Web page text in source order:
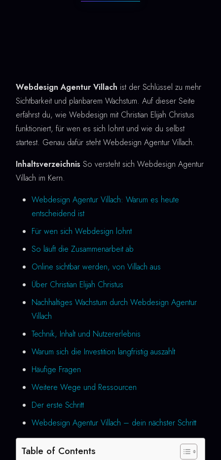
Webdesign Agentur Villach ist der Schlüssel zu mehr
Sichtbarkeit und planbarem Wachstum. Auf dieser Seite
erfährst du, wie Webdesign mit Christian Elijah Christus
funktioniert, für wen es sich lohnt und wie du selbst
startest. Genau dafür steht Webdesign Agentur Villach.
Inhaltsverzeichnis So versteht sich Webdesign Agentur
Villach im Kern.
Webdesign Agentur Villach: Warum es heute
entscheidend ist
Für wen sich Webdesign lohnt
So läuft die Zusammenarbeit ab
Online sichtbar werden, von Villach aus
Über Christian Elijah Christus
Nachhaltiges Wachstum durch Webdesign Agentur
Villach
Technik, Inhalt und Nutzererlebnis
Warum sich die Investition langfristig auszahlt
Häufige Fragen
Weitere Wege und Ressourcen
Der erste Schritt
Webdesign Agentur Villach – dein nächster Schritt
Table of Contents